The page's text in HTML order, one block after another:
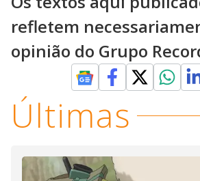
refletem
opinião do Grupo
Últimas